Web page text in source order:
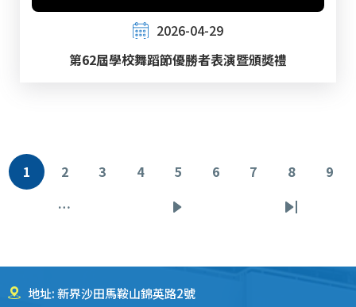
2026-04-29
第62屆學校舞蹈節優勝者表演暨頒奬禮
分
页当
1
页
面
2
页
3
页
4
页
面
5
页
6
页
7
页
面
8
页
9
…
末
地址: 新界沙田馬鞍山錦英路2號